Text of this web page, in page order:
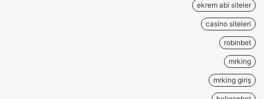
ekrem abi siteler
casino siteleri
robinbet
mrking
mrking giriş